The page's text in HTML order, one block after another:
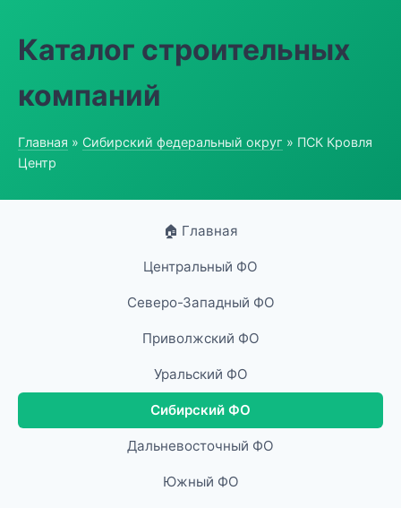
Каталог строительных
компаний
Главная » Сибирский федеральный округ » ПСК Кровля
Центр
🏠 Главная
Центральный ФО
Северо-Западный ФО
Приволжский ФО
Уральский ФО
Сибирский ФО
Дальневосточный ФО
Южный ФО